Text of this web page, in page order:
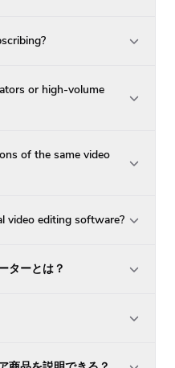
or high-volume
of the same video
video editing software?
ターとは？